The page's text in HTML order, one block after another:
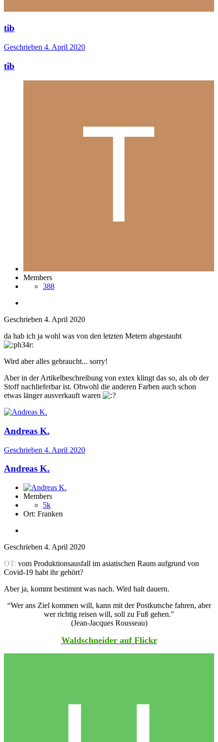
tib
Geschrieben 4. April 2020
tib
Members
388
Geschrieben 4. April 2020
da hab ich ja wohl was von den letzten Metern abgestaubt
Wird aber alles gebraucht... sorry!
Aber in der Artikelbeschreibung von extex klingt das so, als ob der
Stoff nachlieferbar ist. Obwohl die anderen Farben auch schon
etwas länger ausverkauft waren
Andreas K.
Geschrieben 4. April 2020
Andreas K.
Members
5k
Ort: Franken
Geschrieben 4. April 2020
OT: vom Produktionsausfall im asiatischen Raum aufgrund von
Covid-19 habt ihr gehört?
Aber ja, kommt bestimmt was nach. Wird halt dauern.
“Wer ans Ziel kommen will, kann mit der Postkutsche fahren, aber
wer richtig reisen will, soll zu Fuß gehen."
(Jean-Jacques Rousseau)
Waldschneider auf Flickr